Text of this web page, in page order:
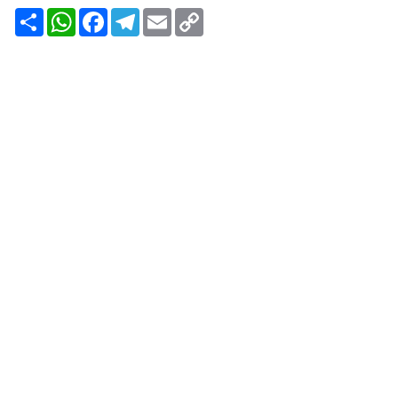
Share WhatsAppFacebookTelegram
Email